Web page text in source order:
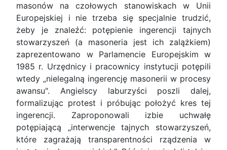
masonów na czołowych stanowiskach w Unii
Europejskiej i nie trzeba się specjalnie trudzić,
żeby je znaleźć: potępienie ingerencji tajnych
stowarzyszeń (a masoneria jest ich zalążkiem)
zaprezentowano w Parlamencie Europejskim w
1985 r. Urzędnicy i pracownicy instytucji potępili
wtedy „nielegalną ingerencję masonerii w procesy
awansu". Angielscy laburzyści poszli dalej,
formalizując protest i próbując położyć kres tej
ingerencji. Zaproponowali izbie uchwałę
potępiającą „interwencje tajnych stowarzyszeń,
które zagrażają transparentności rządzenia w